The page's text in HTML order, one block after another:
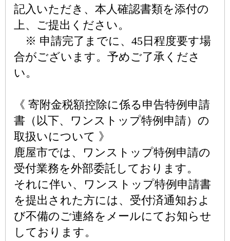
記入いただき、本人確認書類を添付の
上、ご提出ください。
※ 申請完了までに、45日程度要す場
合がございます。予めご了承くださ
い。
《 寄附金税額控除に係る申告特例申請
書（以下、ワンストップ特例申請）の
取扱いについて 》
鹿屋市では、ワンストップ特例申請の
受付業務を外部委託しております。
それに伴い、ワンストップ特例申請書
を提出された方には、受付済通知およ
び不備のご連絡をメールにてお知らせ
しております。